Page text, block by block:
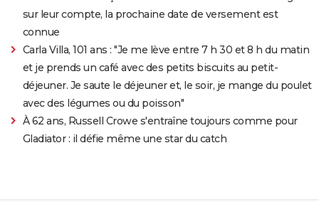
sur leur compte, la prochaine date de versement est
connue
Carla Villa, 101 ans : "Je me lève entre 7 h 30 et 8 h du matin
et je prends un café avec des petits biscuits au petit-
déjeuner. Je saute le déjeuner et, le soir, je mange du poulet
avec des légumes ou du poisson"
À 62 ans, Russell Crowe s'entraîne toujours comme pour
Gladiator : il défie même une star du catch